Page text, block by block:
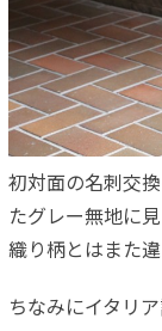
初対面の名刺交
たグレー無地に
織り柄とはまた
ちなみにイタリア